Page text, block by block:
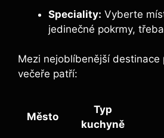
Speciality: Vyberte
jedinečné pokrmy,
Mezi nejoblíbenější destinace
večeře patří:
Město
Typ
kuchyně